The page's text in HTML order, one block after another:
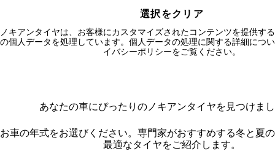
選択をクリア
ノキアンタイヤは、お客様にカスタマイズされたコンテンツを提供す
の個人データを処理しています。個人データの処理に関する詳細につ
イバシーポリシーをご覧ください。
あなたの車にぴったりのノキアンタイヤを見つけま
お車の年式をお選びください。 専門家がおすすめする冬と夏
最適なタイヤをご紹介します。